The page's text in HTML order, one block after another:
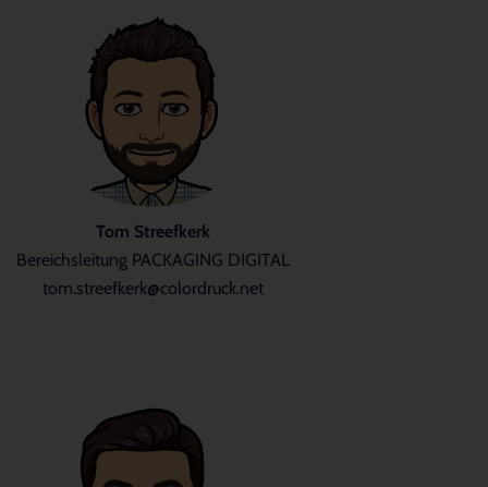
Tom Streefkerk
Bereichsleitung PACKAGING DIGITAL
tom.streefkerk@colordruck.net